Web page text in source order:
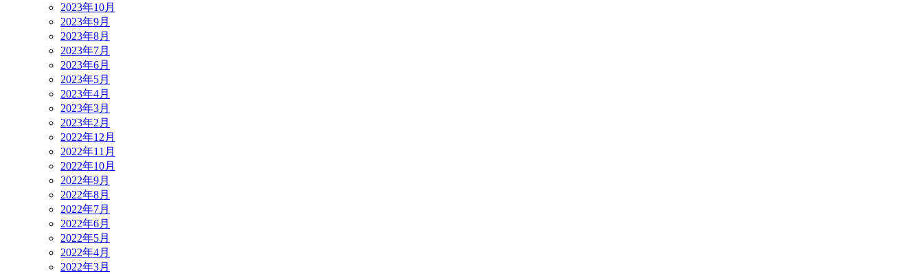
2023年10月
2023年9月
2023年8月
2023年7月
2023年6月
2023年5月
2023年4月
2023年3月
2023年2月
2022年12月
2022年11月
2022年10月
2022年9月
2022年8月
2022年7月
2022年6月
2022年5月
2022年4月
2022年3月